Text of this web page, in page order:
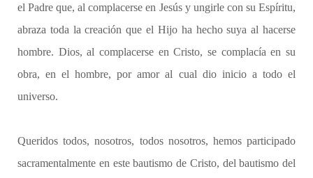
el Padre que, al complacerse en Jesús y ungirle con su Espíritu,
abraza toda la creación que el Hijo ha hecho suya al hacerse
hombre. Dios, al complacerse en Cristo, se complacía en su
obra, en el hombre, por amor al cual dio inicio a todo el
universo.
Queridos todos, nosotros, todos nosotros, hemos participado
sacramentalmente en este bautismo de Cristo, del bautismo del